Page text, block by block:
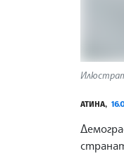
АТИНА,